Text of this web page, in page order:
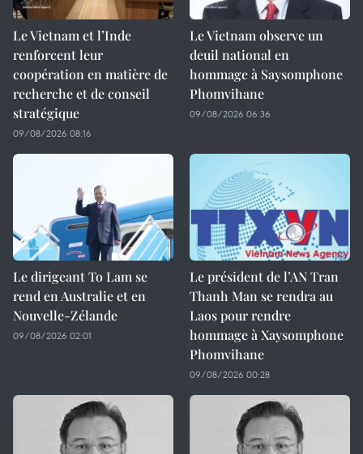
Le Vietnam et l’Inde
renforcent leur
coopération en matière de
recherche et de conseil
stratégique
09/08/2026 08:16
Le Vietnam observe un
deuil national en
hommage à Saysomphone
Phomvihane
09/08/2026 06:36
Le dirigeant To Lam se
rend en Australie et en
Nouvelle-Zélande
09/08/2026 02:01
Le président de l’AN Tran
Thanh Man se rendra au
Laos pour rendre
hommage à Xaysomphone
Phomvihane
09/08/2026 00:28